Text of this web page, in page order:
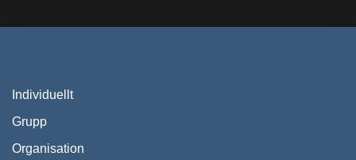
Individuellt
Grupp
Organisation